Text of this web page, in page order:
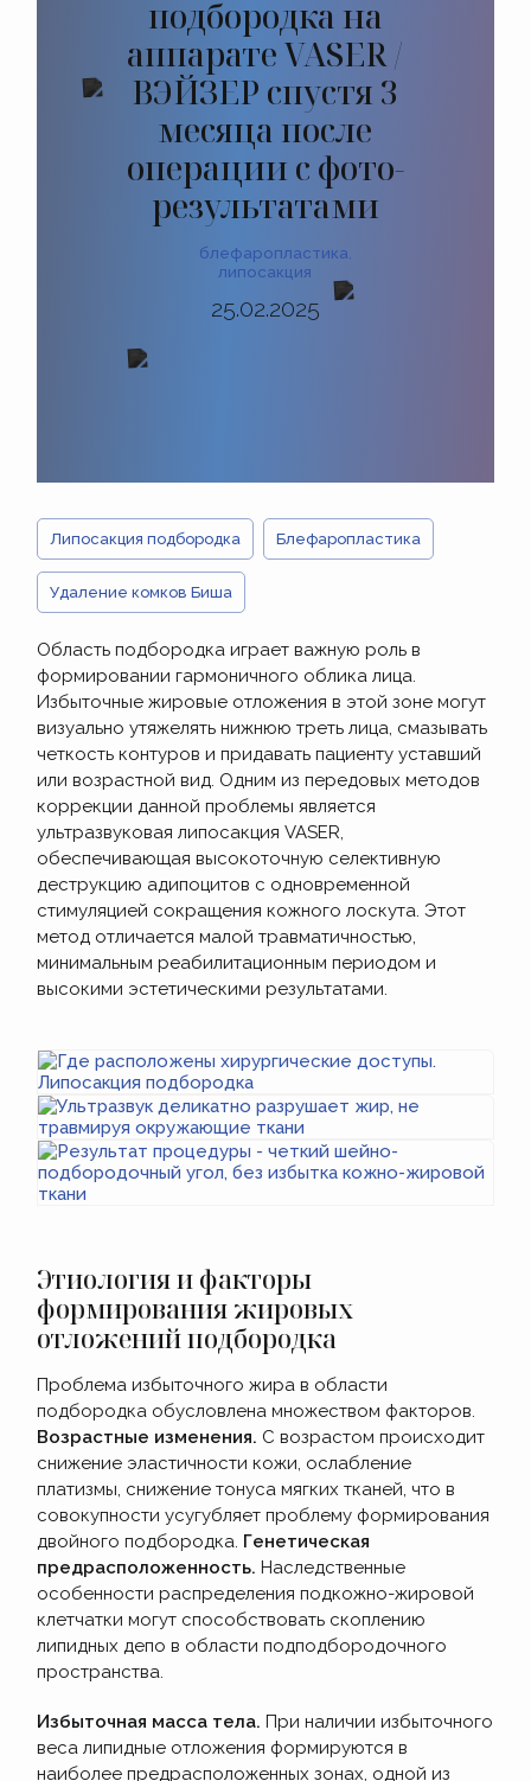
подбородка на
аппарате VASER /
ВЭЙЗЕР спустя 3
месяца после
операции с фото-
результатами
блефаропластика
липосакция
25.02.2025
Липосакция подбородка Блефаропластика
Удаление комков Биша
Область подбородка играет важную роль в
формировании гармоничного облика лица.
Избыточные жировые отложения в этой зоне могут
визуально утяжелять нижнюю треть лица, смазывать
четкость контуров и придавать пациенту уставший
или возрастной вид. Одним из передовых методов
коррекции данной проблемы является
ультразвуковая липосакция VASER,
обеспечивающая высокоточную селективную
деструкцию адипоцитов с одновременной
стимуляцией сокращения кожного лоскута. Этот
метод отличается малой травматичностью,
минимальным реабилитационным периодом и
высокими эстетическими результатами.
Этиология и факторы
формирования жировых
отложений подбородка
Проблема избыточного жира в области
подбородка обусловлена множеством факторов.
Возрастные изменения. С возрастом происходит
снижение эластичности кожи, ослабление
платизмы, снижение тонуса мягких тканей, что в
совокупности усугубляет проблему формирования
двойного подбородка. Генетическая
предрасположенность. Наследственные
особенности распределения подкожно-жировой
клетчатки могут способствовать скоплению
липидных депо в области подподбородочного
пространства.
Избыточная масса тела. При наличии избыточного
веса липидные отложения формируются в
наиболее предрасположенных зонах, одной из